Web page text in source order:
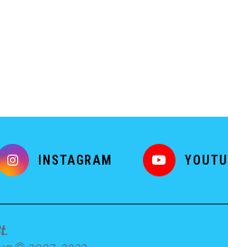
INSTAGRAM